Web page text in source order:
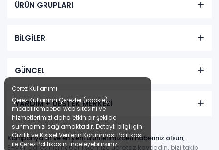
ÜRÜN GRUPLARI
BİLGİLER
GÜNCEL
YARDIM + DESTEK MERKEZİ
Kampanyalar ve en yeni ürünlerimizden haberiniz olsun,
E-Mail adresinizi haber listemize ücretsiz kaydedin, bizi takip
Çerez Kullanımı
Çerez Kullanımı Çerezler (cookie),
modalifemoebel web sitesini ve
hizmetlerimizi daha etkin bir şekilde
sunmamızı sağlamaktadır. Detaylı bilgi için
Gizlilik ve Kişisel Verilerin Korunması Politikası
ileÇerez Politikasını inceleyebilirsiniz.